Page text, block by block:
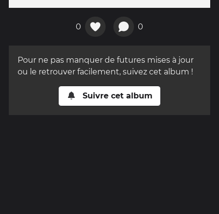
0 0
Pour ne pas manquer de futures mises à jour
ou le retrouver facilement, suivez cet album !
Suivre cet album